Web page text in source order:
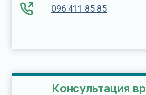
096 411 85 85
Консультация